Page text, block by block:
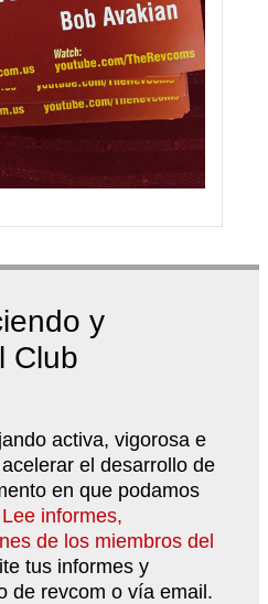
y
Club
activa, vigorosa e
el desarrollo de
en que podamos
Lee informes,
de los miembros del
tus informes y
de revcom o vía email.